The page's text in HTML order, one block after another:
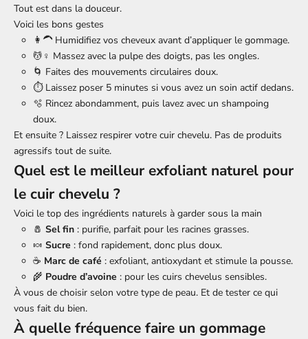
Tout est dans la douceur.
Voici les bons gestes
👩🦱 Humidifiez vos cheveux avant d’appliquer le gommage.
💆♀️ Massez avec la pulpe des doigts, pas les ongles.
🌀 Faites des mouvements circulaires doux.
⏱ Laissez poser 5 minutes si vous avez un soin actif dedans.
🫧 Rincez abondamment, puis lavez avec un shampoing
doux.
Et ensuite ? Laissez respirer votre cuir chevelu. Pas de produits
agressifs tout de suite.
Quel est le meilleur exfoliant naturel pour
le cuir chevelu ?
Voici le top des ingrédients naturels à garder sous la main
🧂 Sel fin : purifie, parfait pour les racines grasses.
🍬 Sucre : fond rapidement, donc plus doux.
☕ Marc de café : exfoliant, antioxydant et stimule la pousse.
🌾 Poudre d’avoine : pour les cuirs chevelus sensibles.
À vous de choisir selon votre type de peau. Et de tester ce qui
vous fait du bien.
À quelle fréquence faire un gommage